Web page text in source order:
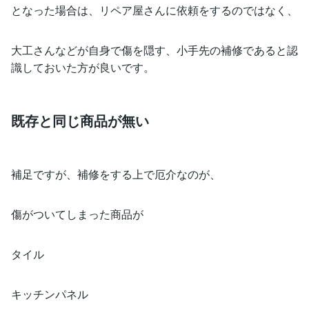
となった場合は、リペア屋さんに依頼をするのではなく、
大工さんなどが自身で傷を隠す、小手先の補修であると認
識しておいた方が良いです。
既存と同じ商品が無い
補足ですが、補修をする上で厄介なのが、
傷がついてしまった商品が
タイル
キッチンパネル